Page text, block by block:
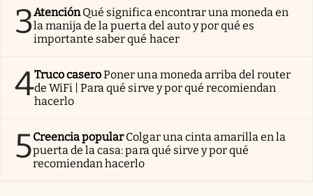
3AtenciónQué significa encontrar una moneda en
la manija de la puerta del auto y por qué es
importante saber qué hacer
4Truco caseroPoner una moneda arriba del router
de WiFi | Para qué sirve y por qué recomiendan
hacerlo
5Creencia popularColgar una cinta amarilla en la
puerta de la casa: para qué sirve y por qué
recomiendan hacerlo